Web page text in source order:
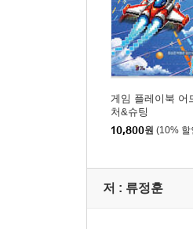
탈주의 영화, 영화
게임 플레이북 어
처&슈팅
10,800원 (10% 할
저 : 류정훈